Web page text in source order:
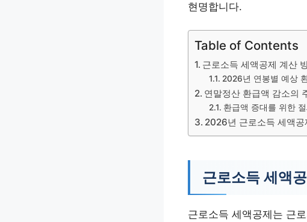
현명합니다.
Table of Contents
근로소득 세액공제 계산
2026년 연봉별 예상
연말정산 환급액 감소의
환급액 증대를 위한
2026년 근로소득 세액
근로소득 세액
근로소득 세액공제는 근